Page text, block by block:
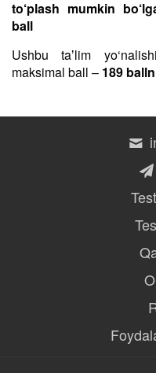
to‘plash mumkin
ball
Ushbu taʼlim
maksimal ball – 189